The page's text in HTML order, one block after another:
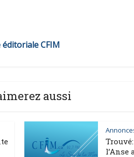
éditoriale CFIM
aussi
l’Anse